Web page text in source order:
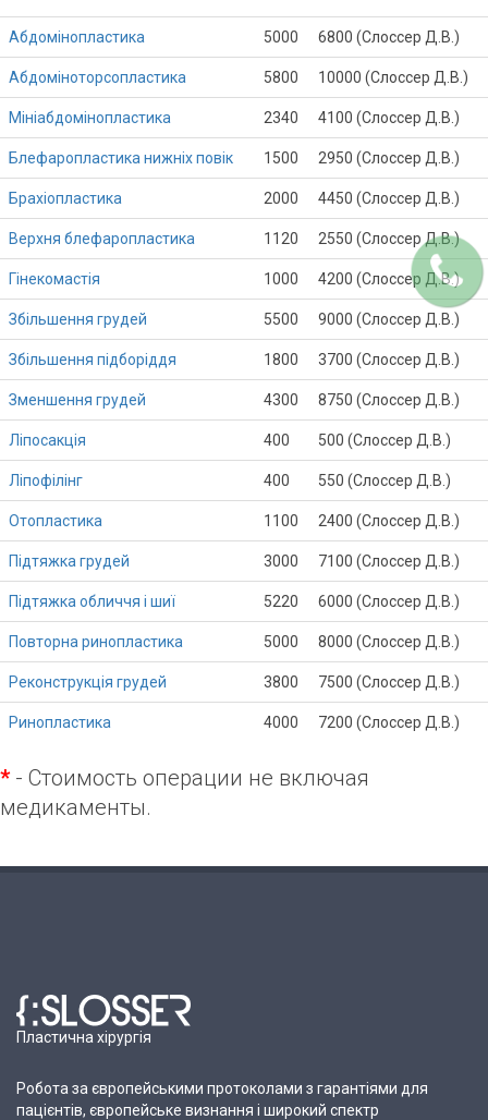
Абдомінопластика 5000 6800 (Слоссер Д.В.)
Абдоміноторсопластика 5800 10000 (Слоссер Д.В.)
Мініабдомінопластика 2340 4100 (Слоссер Д.В.)
Блефаропластика нижніх повік 1500 2950 (Слоссер Д.В.)
Брахіопластика 2000 4450 (Слоссер Д.В.)
Верхня блефаропластика 1120 2550 (Слоссер Д.В.)
Гінекомастія 1000 4200 (Слоссер Д.В.)
Збільшення грудей 5500 9000 (Слоссер Д.В.)
Збільшення підборіддя 1800 3700 (Слоссер Д.В.)
Зменшення грудей 4300 8750 (Слоссер Д.В.)
Ліпосакція 400 500 (Слоссер Д.В.)
Ліпофілінг 400 550 (Слоссер Д.В.)
Отопластика 1100 2400 (Слоссер Д.В.)
Підтяжка грудей 3000 7100 (Слоссер Д.В.)
Підтяжка обличчя і шиї 5220 6000 (Слоссер Д.В.)
Повторна ринопластика 5000 8000 (Слоссер Д.В.)
Реконструкція грудей 3800 7500 (Слоссер Д.В.)
Ринопластика 4000 7200 (Слоссер Д.В.)
*- Стоимость операции не включая
медикаменты.
Пластична хірургія
Робота за європейськими протоколами з гарантіями для
пацієнтів, європейське визнання і широкий спектр